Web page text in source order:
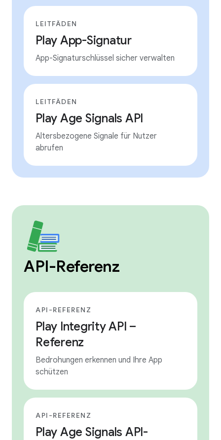
LEITFÄDEN
Play App-Signatur
App-Signaturschlüssel sicher verwalten
LEITFÄDEN
Play Age Signals API
Altersbezogene Signale für Nutzer
abrufen
API-Referenz
API-REFERENZ
Play Integrity API –
Referenz
Bedrohungen erkennen und Ihre App
schützen
API-REFERENZ
Play Age Signals API-